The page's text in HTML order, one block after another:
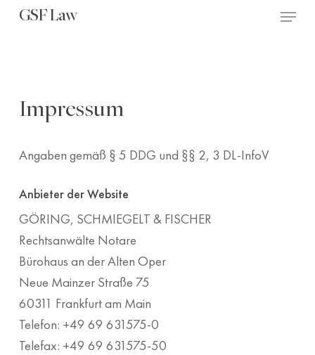
SkipGSF Law Menu
Impressum
Angaben gemäß § 5 DDG und §§ 2, 3 DL-InfoV
Anbieter der Website
GÖRING, SCHMIEGELT & FISCHER
Rechtsanwälte Notare
Bürohaus an der Alten Oper
Neue Mainzer Straße 75
60311 Frankfurt am Main
Telefon: +49 69 631575-0
Telefax: +49 69 631575-50